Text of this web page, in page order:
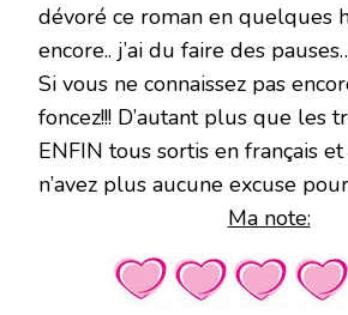
dévoré ce roman en quelques
encore.. j’ai du faire des
Si vous ne connaissez pas
foncez!!! D’autant plus que les
ENFIN tous sortis en français
n’avez plus aucune excuse
Ma note: